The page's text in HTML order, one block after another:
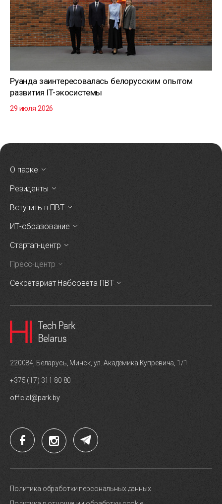
Руанда заинтересовалась белорусским опытом
развития IT-экосистемы
29 июля 2026
О парке
Резиденты
Вступить в ПВТ
ИТ-образование
Стартап-центр
Пресс-центр
Секретариат Набсовета ПВТ
220084, Беларусь, Минск, ул. Академика Купревича, 1/1
+375 (17) 311 80 80
official@park.by
Политика обработки персональных данных